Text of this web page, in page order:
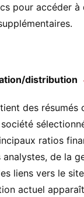
pour accéder à
distribution
des résumés
ratios
de la
liens vers le
actuel